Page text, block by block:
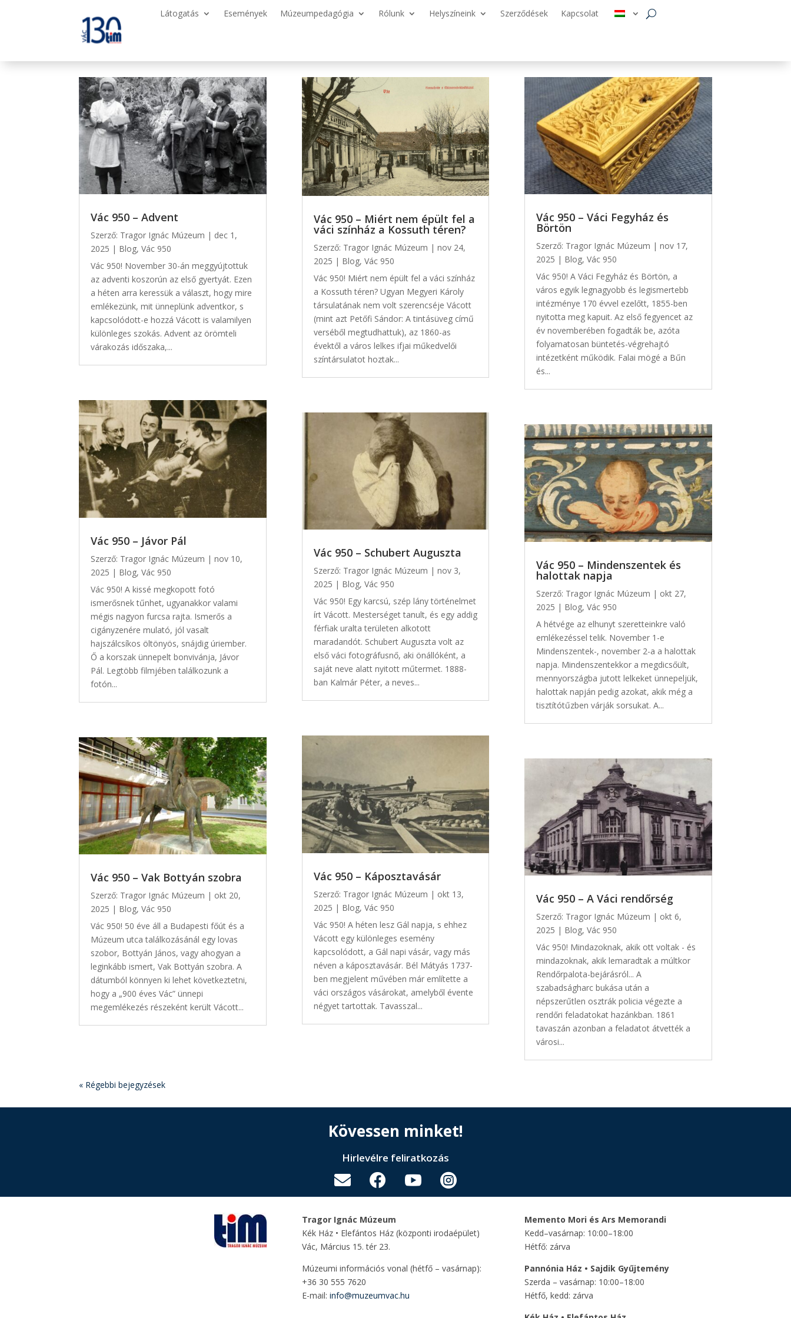
Látogatás Események Múzeumpedagógia Rólunk Helyszíneink Szerződések Kapcsolat
Vác 950 – Advent
Szerző: Tragor Ignác Múzeum | dec 1,
2025 | Blog,Vác 950
Vác 950! November 30-án meggyújtottuk
az adventi koszorún az első gyertyát. Ezen
a héten arra keressük a választ, hogy mire
emlékezünk, mit ünneplünk adventkor, s
kapcsolódott-e hozzá Vácott is valamilyen
különleges szokás. Advent az örömteli
várakozás időszaka,...
Vác 950 – Jávor Pál
Szerző: Tragor Ignác Múzeum |nov 10,
2025 | Blog,Vác 950
Vác 950! A kissé megkopott fotó
ismerősnek tűnhet, ugyanakkor valami
mégis nagyon furcsa rajta. Ismerős a
cigányzenére mulató, jól vasalt
hajszálcsíkos öltönyös, snájdig úriember.
Ő a korszak ünnepelt bonvivánja, Jávor
Pál. Legtöbb filmjében találkozunk a
fotón...
Vác 950 – Vak Bottyán szobra
Szerző: Tragor Ignác Múzeum | okt 20,
2025 | Blog,Vác 950
Vác 950! 50 éve áll a Budapesti főút és a
Múzeum utca találkozásánál egy lovas
szobor, Bottyán János, vagy ahogyan a
leginkább ismert, Vak Bottyán szobra. A
dátumból könnyen ki lehet következtetni,
hogy a „900 éves Vác” ünnepi
megemlékezés részeként került Vácott...
Vác 950 – Miért nem épült fel a
váci színház a Kossuth téren?
Szerző: Tragor Ignác Múzeum | nov 24,
2025 | Blog, Vác 950
Vác 950! Miért nem épült fel a váci színház
a Kossuth téren? Ugyan Megyeri Károly
társulatának nem volt szerencséje Vácott
(mint azt Petőfi Sándor: A tintásüveg című
verséből megtudhattuk), az 1860-as
évektől a város lelkes ifjai műkedvelői
színtársulatot hoztak...
Vác 950 – Schubert Auguszta
Szerző: Tragor Ignác Múzeum | nov 3,
2025 | Blog, Vác 950
Vác 950! Egy karcsú, szép lány történelmet
írt Vácott. Mesterséget tanult, és egy addig
férfiak uralta területen alkotott
maradandót. Schubert Auguszta volt az
első váci fotográfusnő, aki önállóként, a
saját neve alatt nyitott műtermet. 1888-
ban Kalmár Péter, a neves...
Vác 950 – Káposztavásár
Szerző: Tragor Ignác Múzeum | okt 13,
2025 | Blog, Vác 950
Vác 950! A héten lesz Gál napja, s ehhez
Vácott egy különleges esemény
kapcsolódott, a Gál napi vásár, vagy más
néven a káposztavásár. Bél Mátyás 1737-
ben megjelent művében már említette a
váci országos vásárokat, amelyből évente
négyet tartottak. Tavasszal...
Vác 950 – Váci Fegyház és
Börtön
Szerző: Tragor Ignác Múzeum | nov 17,
2025 | Blog, Vác 950
Vác 950! A Váci Fegyház és Börtön, a
város egyik legnagyobb és legismertebb
intézménye 170 évvel ezelőtt, 1855-ben
nyitotta meg kapuit. Az első fegyencet az
év novemberében fogadták be, azóta
folyamatosan büntetés-végrehajtó
intézetként működik. Falai mögé a Bűn
és...
Vác 950 – Mindenszentek és
halottak napja
Szerző: Tragor Ignác Múzeum | okt 27,
2025 | Blog, Vác 950
A hétvége az elhunyt szeretteinkre való
emlékezéssel telik. November 1-e
Mindenszentek-, november 2-a a halottak
napja. Mindenszentekkor a megdicsőült,
mennyországba jutott lelkeket ünnepeljük,
halottak napján pedig azokat, akik még a
tisztítótűzben várják sorsukat. A...
Vác 950 – A Váci rendőrség
Szerző: Tragor Ignác Múzeum | okt 6,
2025 | Blog, Vác 950
Vác 950! Mindazoknak, akik ott voltak - és
mindazoknak, akik lemaradtak a múltkor
Rendőrpalota-bejárásról... A
szabadságharc bukása után a
népszerűtlen osztrák policia végezte a
rendőri feladatokat hazánkban. 1861
tavaszán azonban a feladatot átvették a
városi...
« Régebbi bejegyzések
Kövessen minket!
Hirlevélre feliratkozás
   
Tragor Ignác Múzeum
Kék Ház • Elefántos Ház (központi irodaépület)
Vác, Március 15. tér 23.
Múzeumi információs vonal (hétfő – vasárnap):
+36 30 555 7620
E-mail: info@muzeumvac.hu
Memento Mori és Ars Memorandi
Kedd–vasárnap: 10:00–18:00
Hétfő: zárva
Pannónia Ház • Sajdik Gyűjtemény
Szerda – vasárnap: 10:00–18:00
Hétfő, kedd: zárva